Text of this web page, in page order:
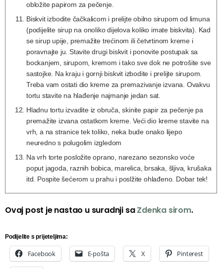
obložite papirom za pečenje.
Biskvit izbodite čačkalicom i prelijte obilno sirupom od limuna
(podijelite sirup na onoliko dijelova koliko imate biskvita). Kad
se sirup upije, premažite trećinom ili četvrtinom kreme i
poravnajte ju. Stavite drugi biskvit i ponovite postupak sa
bockanjem, sirupom, kremom i tako sve dok ne potrošite sve
sastojke. Na kraju i gornji biskvit izbodite i prelijte sirupom.
Treba vam ostati dio kreme za premazivanje izvana. Ovakvu
tortu stavite na hlađenje najmanje jedan sat.
Hladnu tortu izvadite iz obruča, skinite papir za pečenje pa
premažite izvana ostatkom kreme. Veći dio kreme stavite na
vrh, a na stranice tek toliko, neka bude onako lijepo
neuredno s polugolim izgledom
Na vrh torte posložite oprano, narezano sezonsko voće
poput jagoda, raznih bobica, marelica, brsaka, šljiva, krušaka
itd. Pospite šećerom u prahu i poslžite ohlađeno. Dobar tek!
Ovaj post je nastao u suradnji saZdenka sirom.
Podijelite s prijeteljima:
Facebook E-pošta X Pinterest